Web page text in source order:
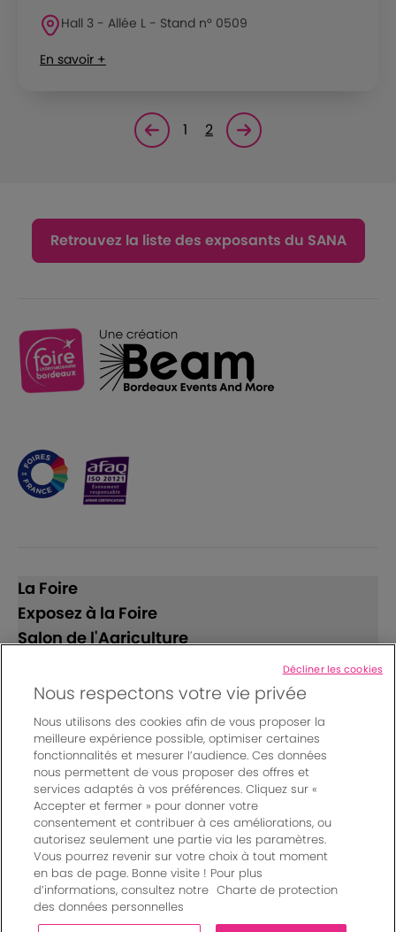
Hall 3 - Allée L - Stand n° 0509
En savoir +
Page précédente
1 2 Page suivante<
Retrouvez la liste des exposants du SANA
La Foire
Exposez à la Foire
Salon de l'Agriculture
Suivez-nous
© Bordeaux Events And More | Rue Jean Samazeuilh - CS
20088 - 33070 Bordeaux cedex - France
Mentions légales|
Règlement général des manifestations
Un événement organisé par Bordeaux Events And More
Charte de protection des données personnelles
Nous respectons votre vie privée
Nous utilisons des cookies afin de vous proposer la
meilleure expérience possible, optimiser certaines
fonctionnalités et mesurer l’audience. Ces données
nous permettent de vous proposer des offres et
services adaptés à vos préférences. Cliquez sur «
Accepter et fermer » pour donner votre
consentement et contribuer à ces améliorations, ou
autorisez seulement une partie via les paramètres.
Vous pourrez revenir sur votre choix à tout moment
en bas de page. Bonne visite ! Pour plus
d’informations, consultez notre Charte de protection
des données personnelles
Décliner les cookies